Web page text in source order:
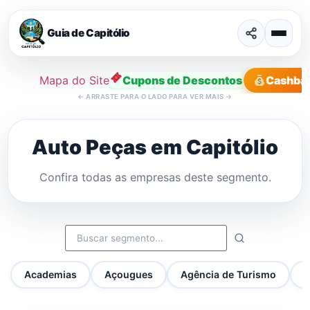
Guia de Capitólio
Mapa do Site Cupons de Descontos
← ARRASTE PARA O LADO PARA VER MAIS →
conteúdo
Auto Peças em Capitólio
Confira todas as empresas deste segmento.
Academias Açougues Agência de Turismo